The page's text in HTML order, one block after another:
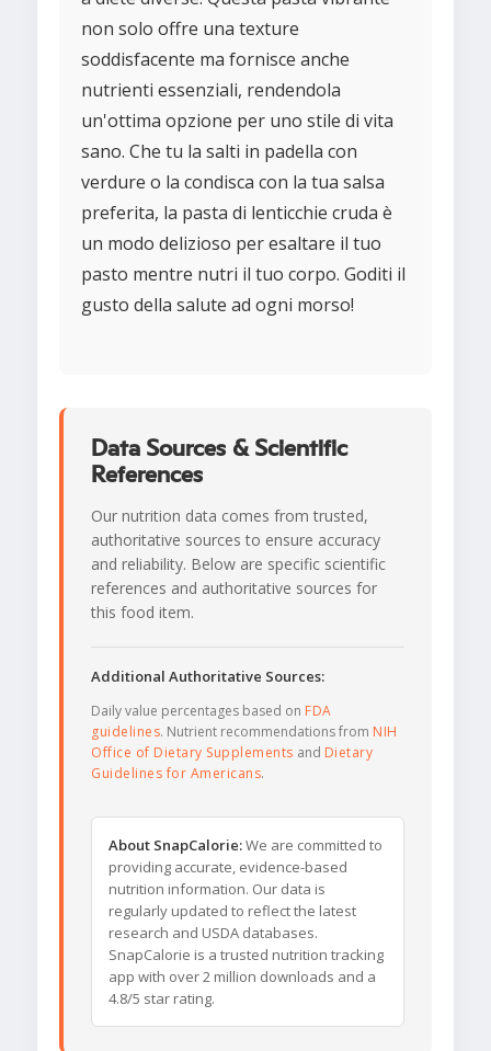
non solo offre una texture
soddisfacente ma fornisce anche
nutrienti essenziali, rendendola
un'ottima opzione per uno stile di vita
sano. Che tu la salti in padella con
verdure o la condisca con la tua salsa
preferita, la pasta di lenticchie cruda è
un modo delizioso per esaltare il tuo
pasto mentre nutri il tuo corpo. Goditi il
gusto della salute ad ogni morso!
Data Sources & Scientific
References
Our nutrition data comes from trusted,
authoritative sources to ensure accuracy
and reliability. Below are specific scientific
references and authoritative sources for
this food item.
Additional Authoritative Sources:
Daily value percentages based on FDA
guidelines. Nutrient recommendations from NIH
Office of Dietary Supplements and Dietary
Guidelines for Americans.
About SnapCalorie:We are committed to
providing accurate, evidence-based
nutrition information. Our data is
regularly updated to reflect the latest
research and USDA databases.
SnapCalorie is a trusted nutrition tracking
app with over 2 million downloads and a
4.8/5 star rating.